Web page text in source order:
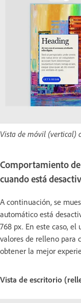
Vista de móvil (vertical)
Comportamiento
cuando está
A continuación, se
automático está
768 px. En este caso,
valores de relleno para
obtener la mejor
Vista de escritorio